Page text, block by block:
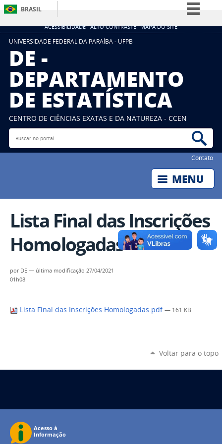
ACESSIBILIDADE ALTO CONTRASTE MAPA DO SITE
BRASIL
Simplifique!
Acesso à informação
Legislação
Canais
UNIVERSIDADE FEDERAL DA PARAÍBA - UFPB
DE -
DEPARTAMENTO
DE ESTATÍSTICA
CENTRO DE CIÊNCIAS EXATAS E DA NATUREZA - CCEN
Buscar no portal
Contato
Lista Final das Inscrições
Homologadas
por DE — última modificação 27/04/2021
01h08
Lista Final das Inscrições Homologadas.pdf — 161 KB
Voltar para o topo